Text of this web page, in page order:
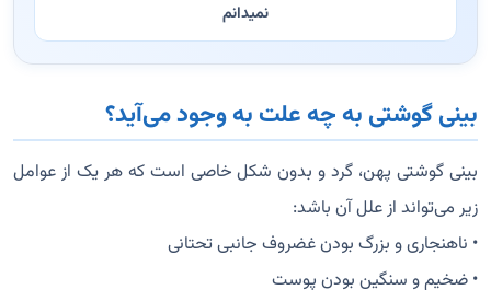
نمیدانم
بینی گوشتی به چه علت به وجود می‌آید؟
بینی گوشتی پهن، گرد و بدون شکل خاصی است که هر یک از عوامل
زیر می‌تواند از علل آن باشد:
• ناهنجاری و بزرگ بودن غضروف جانبی تحتانی
• ضخیم و سنگین بودن پوست